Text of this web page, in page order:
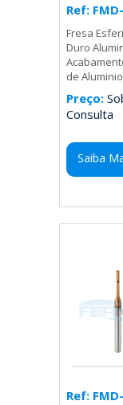
Ref:
Fresa
Duro
de Aluminio
Preço:
Consulta
Saiba
Ref: